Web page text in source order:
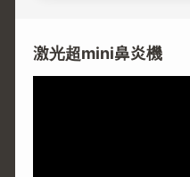
激光超mini鼻炎機